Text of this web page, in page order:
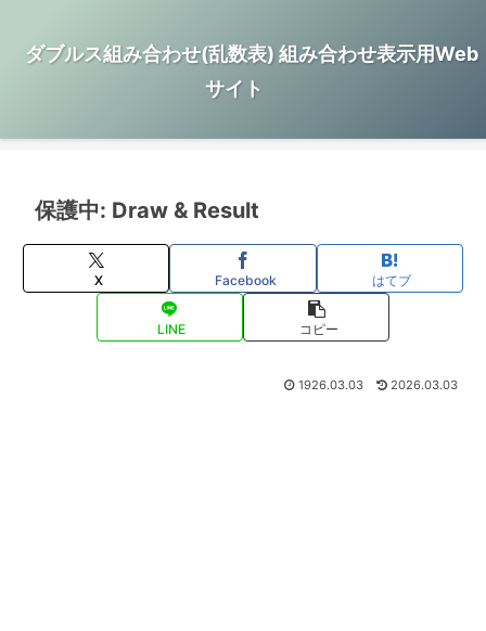
ダブルス組み合わせ(乱数表) 組み合わせ表示用Web
サイト
保護中: Draw & Result
X Facebook はてブ
LINE コピー
1926.03.03 2026.03.03